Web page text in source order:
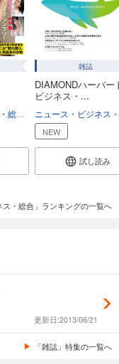
試し読み
総合
雑誌
DIAMONDハーバー
ビジネス・...
NEW
試し読み
ス・総合」ランキングの一覧へ
更新日:2013/06/21
「雑誌」特集の一覧へ